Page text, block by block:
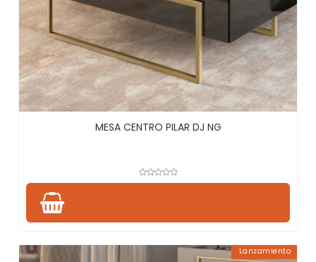
MESA CENTRO PILAR DJ NG
Lanzamiento